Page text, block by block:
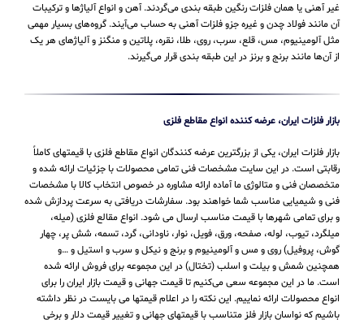
غیر آهنی یا همان فلزات رنگین طبقه بندی می‌گردند. آهن و انواع آلیاژها و ترکیبات
آن مانند فولاد چدن و غیره جزو فلزات آهنی به حساب می‌‌آیند. گروه‌های بسیار مهمی
مثل آلومینیوم، مس، قلع، سرب، روی، طلا، نقره، پلاتین و منگنز و آلیاژهای هر یک
از آن‌ها مانند برنج و برنز در این طبقه‌ بندی قرار می‌‌گیرند.
بازار فلزات ایران، عرضه کننده انواع مقاطع فلزی
بازار فلزات ایران، یکی از بزرگترین عرضه کنندگان انواع مقاطع فلزی با قیمتهای کاملاً
رقابتی است. در این سایت مشخصات فنی تمامی محصولات با جزئیات ارائه شده و
متخصصان فنی و متالوژی ما آماده ارائه مشاوره در خصوص انتخاب کالا با مشخصات
فنی و شیمیایی مناسب شما خواهند بود. سفارشات دریافتی به سرعت پردازش شده
و برای تمامی شهرها با قیمت مناسب ارسال می شود. انواع مقالع فلزی (میله،
میلگرد، تیوب، لوله، صفحه، ورق، فویل، نوار، ناودانی، گرد، تسمه، شش پر، چهار
گوش، پروفیل) روی و مس و آلومینیوم و برنج و نیکل و سرب و استیل و …و
همچنین شمش و بیلت و اسلب (تختال) در این مجموعه برای فروش ارائه شده
است. ما در این مجموعه سعی می‌کنیم تا قیمت جهانی و قیمت بازار ایران را برای
انواع محصولات ارائه نماییم. این نکته را در اعلام قیمتها می بایست در نظر داشته
باشیم که نواسان بازار فلز متناسب با قیمتهای جهانی و تغییر قیمت دلار و برخی